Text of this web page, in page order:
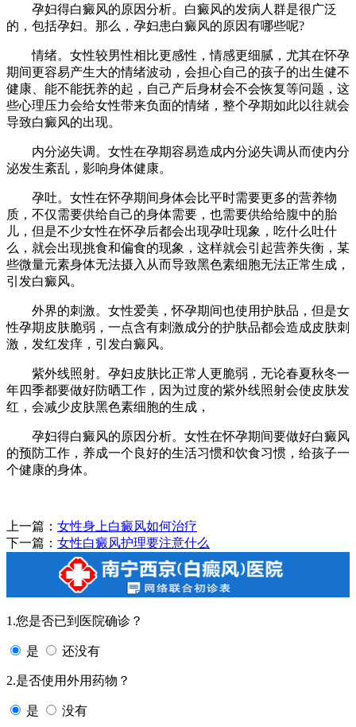
孕妇得白癜风的原因分析。白癜风的发病人群是很广泛
的，包括孕妇。那么，孕妇患白癜风的原因有哪些呢?
情绪。女性较男性相比更感性，情感更细腻，尤其在怀孕
期间更容易产生大的情绪波动，会担心自己的孩子的出生健不
健康、能不能抚养的起，自己产后身材会不会恢复等问题，这
些心理压力会给女性带来负面的情绪，整个孕期如此以往就会
导致白癜风的出现。
内分泌失调。女性在孕期容易造成内分泌失调从而使内分
泌发生紊乱，影响身体健康。
孕吐。女性在怀孕期间身体会比平时需要更多的营养物
质，不仅需要供给自己的身体需要，也需要供给给腹中的胎
儿，但是不少女性在怀孕后都会出现孕吐现象，吃什么吐什
么，就会出现挑食和偏食的现象，这样就会引起营养失衡，某
些微量元素身体无法摄入从而导致黑色素细胞无法正常生成，
引发白癜风。
外界的刺激。女性爱美，怀孕期间也使用护肤品，但是女
性孕期皮肤脆弱，一点含有刺激成分的护肤品都会造成皮肤刺
激，发红发痒，引发白癜风。
紫外线照射。孕妇皮肤比正常人更脆弱，无论春夏秋冬一
年四季都要做好防晒工作，因为过度的紫外线照射会使皮肤发
红，会减少皮肤黑色素细胞的生成，
孕妇得白癜风的原因分析。女性在怀孕期间要做好白癜风
的预防工作，养成一个良好的生活习惯和饮食习惯，给孩子一
个健康的身体。
上一篇： 女性身上白癜风如何治疗
下一篇： 女性白癜风护理要注意什么
1.您是否已到医院确诊？
是 还没有
2.是否使用外用药物？
是 没有